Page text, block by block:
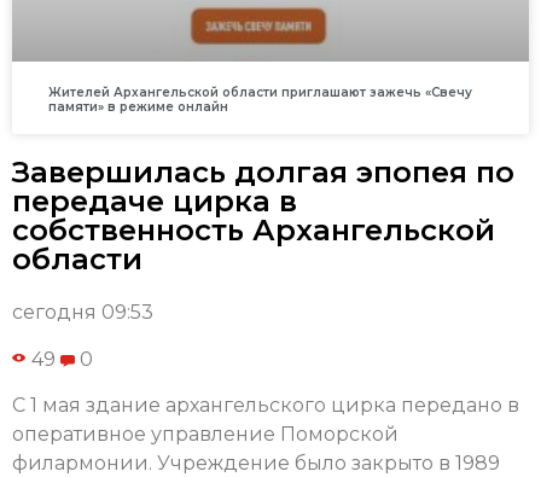
Жителей Архангельской области приглашают зажечь «Свечу
памяти» в режиме онлайн
Завершилась долгая эпопея по
передаче цирка в
собственность Архангельской
области
сегодня 09:53
49 0
С 1 мая здание архангельского цирка передано в
оперативное управление Поморской
филармонии. Учреждение было закрыто в 1989